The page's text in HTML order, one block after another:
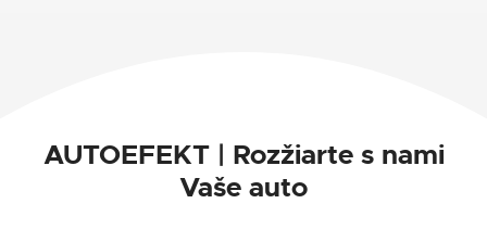
AUTOEFEKT | Rozžiarte s nami
Vaše auto